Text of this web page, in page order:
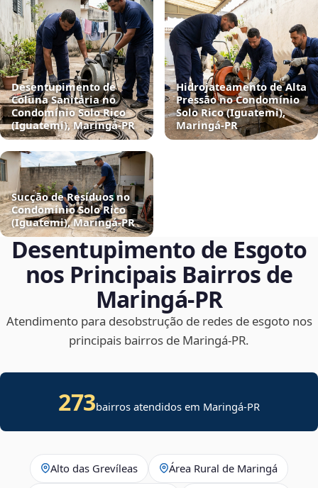
Desentupimento de
Coluna Sanitária no
Condomínio Solo Rico
(Iguatemi), Maringá‑PR
Hidrojateamento de Alta
Pressão no Condomínio
Solo Rico (Iguatemi),
Maringá‑PR
Sucção de Resíduos no
Condomínio Solo Rico
(Iguatemi), Maringá‑PR
Desentupimento de Esgoto
nos Principais Bairros de
Maringá‑PR
Atendimento para desobstrução de redes de esgoto nos
principais bairros de Maringá‑PR.
273bairros atendidos em Maringá-PR
Alto das Grevíleas Área Rural de Maringá